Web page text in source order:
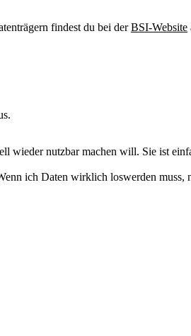
findest du bei derBSI-Website
wieder nutzbar machen will. Sie ist
ich Daten wirklich loswerden muss,